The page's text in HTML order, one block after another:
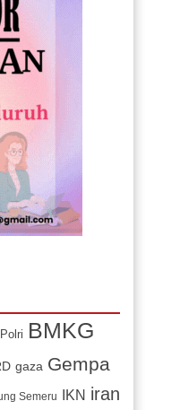
BMKG
gaza Gempa
Semeru IKN iran